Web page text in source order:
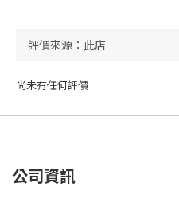
尚未有任何評價
公司資訊